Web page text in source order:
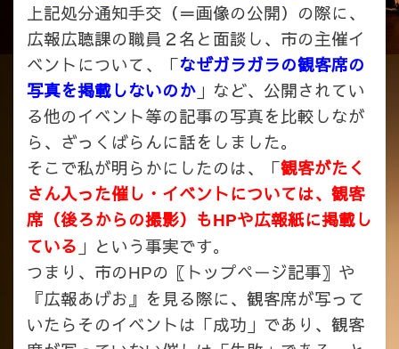
上記処分通知手交（＝画像の公開）の際に、
広報広聴課の職員２名と面談し、市の主催イ
ベントについて、「なぜガラガラの観客席の
写真を掲載しないのか 」など、公開されてい
る他のイベント等の記事の写真を比較しなが
ら、ざっくばらんに話をしました。
そこで私が明らかにしたのは、「観客がたく
さん入った催し・イベントについては、観客
席（後ろからの撮影）もHPや広報紙に掲載し
ている 」という事実です。
つまり、市のHPの〖トップページ記事〗や
『広報あげお』を見る際に、観客席が写って
いたらそのイベントは「成功」であり、観客